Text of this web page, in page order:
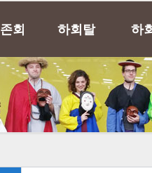
회 하회탈 하